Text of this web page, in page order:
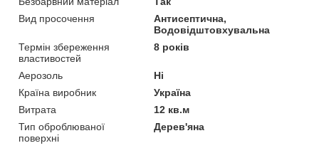
Вид просочення
Антисептична,
Водовідштовхувальна
Термін збереження
властивостей
8 років
Аерозоль
Ні
Країна виробник
Україна
Витрата
12 кв.м
Тип оброблюваної
поверхні
Дерев'яна